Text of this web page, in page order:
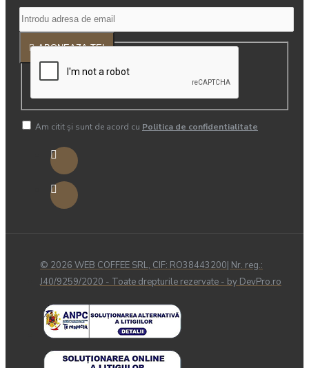
ABONEAZA-TE!
Am citit şi sunt de acord cu Politica de confidentialitate
© 2026 WEB COFFEE SRL, CIF: RO38443200| Nr. reg.:
J40/9259/2020 - Toate drepturile rezervate - by DevPro.ro